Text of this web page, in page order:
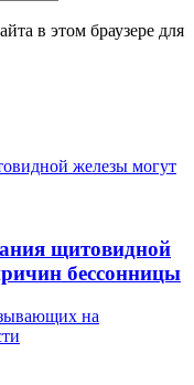
в этом браузере для
железы могут
щитовидной
бессонницы
на